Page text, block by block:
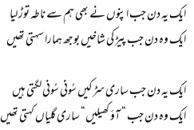
ایک یہ دن جب اپنوں نے بھی ہم سے ناطہ توڑ لیا
ایک وہ دن جب پیڑ کی شاخیں بوجھ ہمارا سہتی تھیں
ایک یہ دن جب ساری سڑکیں سُونی سُونی لگتی ہیں
ایک وہ دن جب “ آؤ کھیلیں“ ساری گلیاں کہتی تھیں